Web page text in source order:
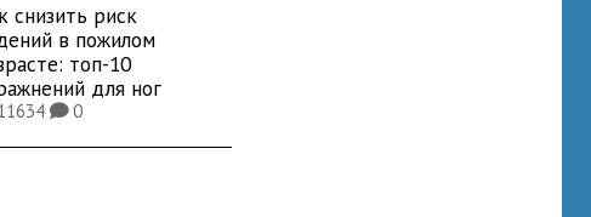
снизить риск
в пожилом
топ-10
для ног
K0